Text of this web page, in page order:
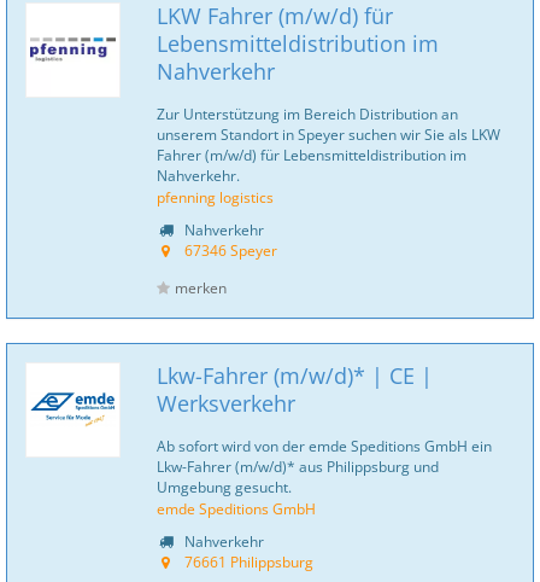
LKW Fahrer (m/w/d) für
Lebensmitteldistribution im
Nahverkehr
Zur Unterstützung im Bereich Distribution an
unserem Standort in Speyer suchen wir Sie als LKW
Fahrer (m/w/d) für Lebensmitteldistribution im
Nahverkehr.
pfenning logistics
Nahverkehr
67346 Speyer
merken
Lkw-Fahrer (m/w/d)* | CE |
Werksverkehr
Ab sofort wird von der emde Speditions GmbH ein
Lkw-Fahrer (m/w/d)* aus Philippsburg und
Umgebung gesucht.
emde Speditions GmbH
Nahverkehr
76661 Philippsburg